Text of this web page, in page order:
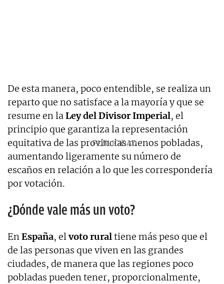
De esta manera, poco entendible, se realiza un
reparto que no satisface a la mayoría y que se
resume en laLey del Divisor Imperial, el
principio que garantiza la representación
equitativa de las provincias menos pobladas,
aumentando ligeramente su número de
escaños en relación a lo que les correspondería
por votación.
¿Dónde vale más un voto?
EnEspaña, elvoto ruraltiene más peso que el
de las personas que viven en las grandes
ciudades, de manera que las regiones poco
pobladas pueden tener, proporcionalmente,